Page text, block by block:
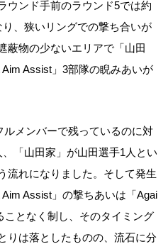
ウンド手前のラウンド5では約
、狭いリングでの撃ち合いが
蔽物の少ないエリアで「山田
Assist」3部隊の睨みあいが
ルメンバーで残っているのに対
「山田家」が山田選手1人とい
流れになりました。そして発生
Assist」の撃ちあいは「Agai
ことなく制し、そのタイミング
りは落としたものの、流石に分